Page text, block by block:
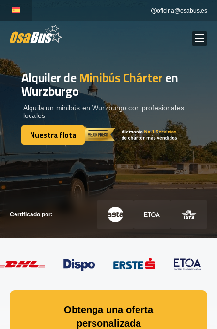
content
oficina@osabus.es
ALQUILER DE AUTOCARES Show dropdown
DESTINOS
RECORRIDAS Show dropdown
Alquiler deMinibús Chárteren
Wurzburgo
Alquila un minibús en Wurzburgo con profesionales
locales.
Nuestra flota
Nuestra flota
Certificado por:
Obtenga una oferta
personalizada